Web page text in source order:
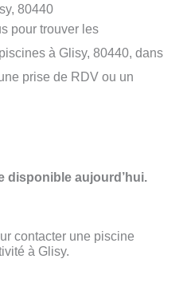
80440
pour trouver les
à Glisy, 80440, dans
prise de RDV ou un
disponible aujourd’hui.
contacter une piscine
à Glisy.